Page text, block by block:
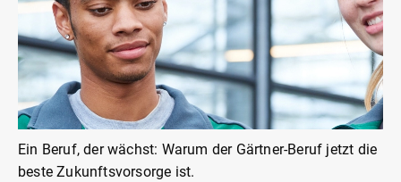
Ein Beruf, der wächst: Warum der Gärtner-Beruf jetzt die
beste Zukunftsvorsorge ist.